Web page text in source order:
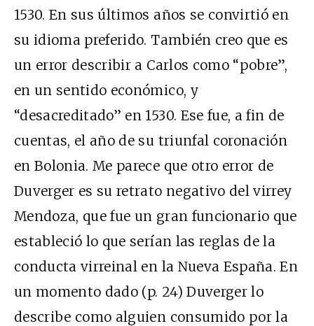
1530. En sus últimos años se convirtió en
su idioma preferido. También creo que es
un error describir a Carlos como “pobre”,
en un sentido económico, y
“desacreditado” en 1530. Ese fue, a fin de
cuentas, el año de su triunfal coronación
en Bolonia. Me parece que otro error de
Duverger es su retrato negativo del virrey
Mendoza, que fue un gran funcionario que
estableció lo que serían las reglas de la
conducta virreinal en la Nueva España. En
un momento dado (p. 24) Duverger lo
describe como alguien consumido por la